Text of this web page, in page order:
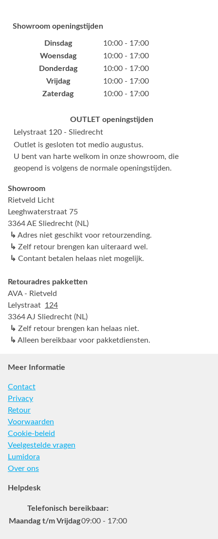
Showroom openingstijden
Dinsdag
10:00 - 17:00
Woensdag
10:00 - 17:00
Donderdag
10:00 - 17:00
Vrijdag
10:00 - 17:00
Zaterdag
10:00 - 17:00
OUTLET openingstijden
Lelystraat 120 - Sliedrecht
Outlet is gesloten tot medio augustus.
U bent van harte welkom in onze showroom, die
geopend is volgens de normale openingstijden.
Showroom
Rietveld Licht
Leeghwaterstraat 75
3364 AE Sliedrecht (NL)
↳ Adres niet geschikt voor retourzending.
↳ Zelf retour brengen kan uiteraard wel.
↳ Contant betalen helaas niet mogelijk.
Retouradres pakketten
AVA - Rietveld
Lelystraat 124
3364 AJ Sliedrecht (NL)
↳ Zelf retour brengen kan helaas niet.
↳ Alleen bereikbaar voor pakketdiensten.
Meer Informatie
Contact
Privacy
Retour
Voorwaarden
Cookie-beleid
Veelgestelde vragen
Lumidora
Over ons
Helpdesk
Telefonisch bereikbaar:
Maandag t/m Vrijdag09:00 - 17:00